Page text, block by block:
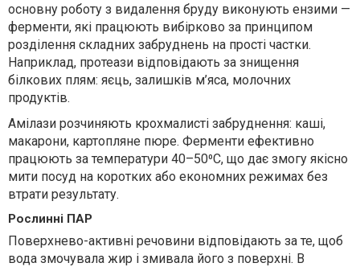
основну роботу з видалення бруду виконують ензими —
ферменти, які працюють вибірково за принципом
розділення складних забруднень на прості частки.
Наприклад, протеази відповідають за знищення
білкових плям: яєць, залишків м’яса, молочних
продуктів.
Амілази розчиняють крохмалисті забруднення: каші,
макарони, картопляне пюре. Ферменти ефективно
працюють за температури 40–50⁰C, що дає змогу якісно
мити посуд на коротких або економних режимах без
втрати результату.
Рослинні ПАР
Поверхнево-активні речовини відповідають за те, щоб
вода змочувала жир і змивала його з поверхні. В